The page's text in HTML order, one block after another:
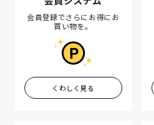
会員登録でさらにお得にお
買い物を。
くわしく見る